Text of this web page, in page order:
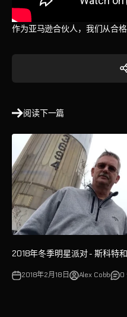
作为亚马逊合伙人，我们从合格
阅读下一篇
2018年冬季明星派对 - 斯科特
2018年2月18日 Alex Cobb 0